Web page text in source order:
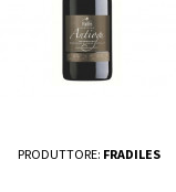
PRODUTTORE: FRADILES